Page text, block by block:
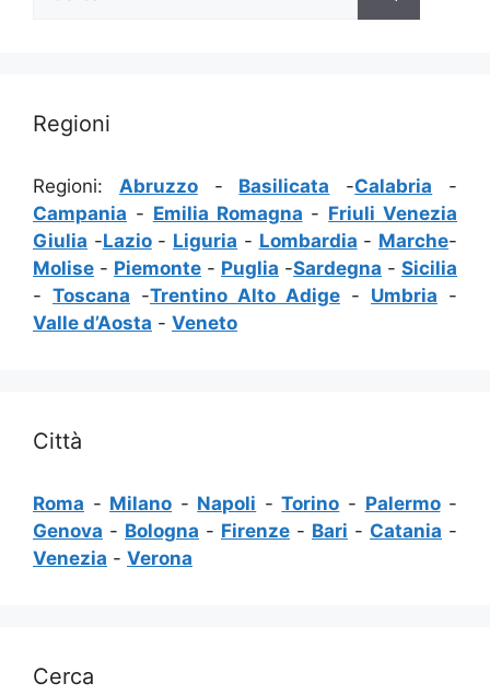
per:
Regioni
Regioni: Abruzzo- Basilicata -Calabria -
Campania - Emilia Romagna - Friuli Venezia
Giulia -Lazio- Liguria - Lombardia - Marche-
Molise - Piemonte - Puglia -Sardegna - Sicilia
- Toscana -Trentino Alto Adige - Umbria -
Valle d’Aosta - Veneto
Città
Roma - Milano - Napoli -Torino - Palermo-
Genova - Bologna - Firenze - Bari - Catania -
Venezia - Verona
Cerca